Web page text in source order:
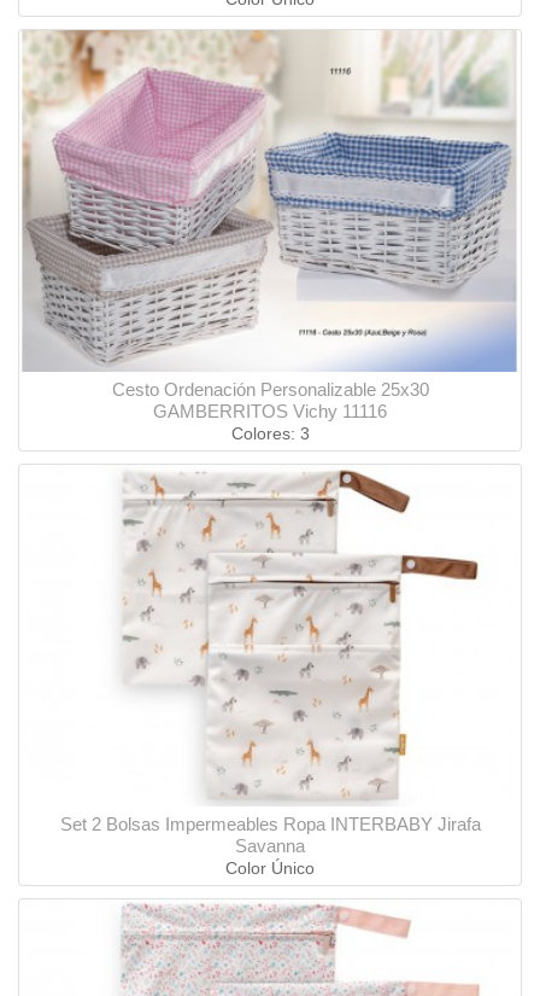
Cesto Ordenación Personalizable 25x30
GAMBERRITOS Vichy 11116
Colores: 3
Set 2 Bolsas Impermeables Ropa INTERBABY Jirafa
Savanna
Color Único